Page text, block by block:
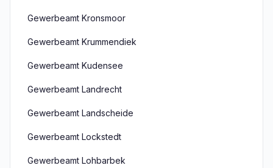
Gewerbeamt Kronsmoor
Gewerbeamt Krummendiek
Gewerbeamt Kudensee
Gewerbeamt Landrecht
Gewerbeamt Landscheide
Gewerbeamt Lockstedt
Gewerbeamt Lohbarbek